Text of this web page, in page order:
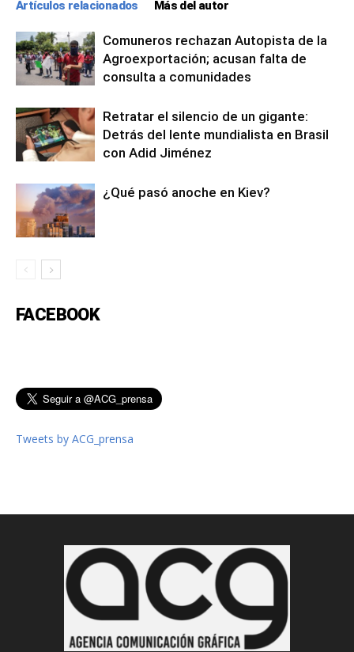
Artículos relacionados Más del autor
Comuneros rechazan Autopista de la
Agroexportación; acusan falta de
consulta a comunidades
Retratar el silencio de un gigante:
Detrás del lente mundialista en Brasil
con Adid Jiménez
¿Qué pasó anoche en Kiev?
FACEBOOK
Tweets by ACG_prensa